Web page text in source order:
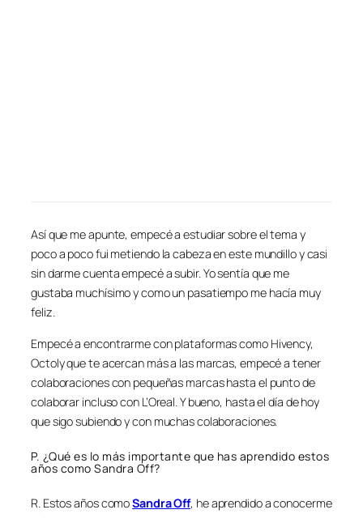
Así que me apunte, empecé a estudiar sobre el tema y
poco a poco fui metiendo la cabeza en este mundillo y casi
sin darme cuenta empecé a subir. Yo sentía que me
gustaba muchísimo y como un pasatiempo me hacía muy
feliz.
Empecé a encontrarme con plataformas como Hivency,
Octoly que te acercan más a las marcas, empecé a tener
colaboraciones con pequeñas marcas hasta el punto de
colaborar incluso con L’Oreal. Y bueno, hasta el día de hoy
que sigo subiendo y con muchas colaboraciones.
P. ¿Qué es lo más importante que has aprendido estos
años como Sandra Off?
R. Estos años comoSandra Off, he aprendido a conocerme